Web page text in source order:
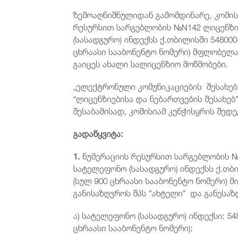
ზემოაღნიშნულიდან გამომდინარე,
რესურსით სარგებლობის №N142
(სასადგურო) ინდექსს ქ.თბილისში
ცხრაასი სააბონენტო ნომერი)
გაიცეს ახალი სალიცენზიო მოწმობები.
„ელექტრონული კომუნიკაციების
“ლიცენზიებისა და ნებართვების
შესაბამისად, კომისიამ კენჭისყრის
გადაწყვიტა:
1. ნუმერაციის რესურსით სარგებლობის
სატელეფონო (სასადგურო) ინდექსს
(სულ 900 ცხრაასი სააბონენტო
განისაზღვროს შპს ”ახტელი” და
ა) სატელეფონო (სასადგურო) ინდექსი:
ცხრაასი სააბონენტო ნომერი);